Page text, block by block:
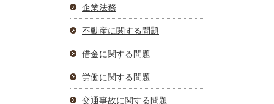
企業法務
不動産に関する問題
借金に関する問題
労働に関する問題
交通事故に関する問題